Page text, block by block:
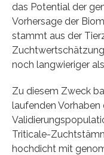
das Potential der
Vorhersage der
stammt aus der
noch langwieriger
Zu diesem Zweck
laufenden Vorhaben
Triticale-
hochdicht mit